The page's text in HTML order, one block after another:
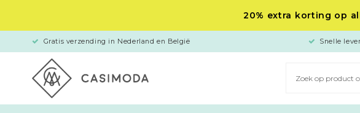
20% extra korting op
Gratis verzending in Nederland en België Snelle